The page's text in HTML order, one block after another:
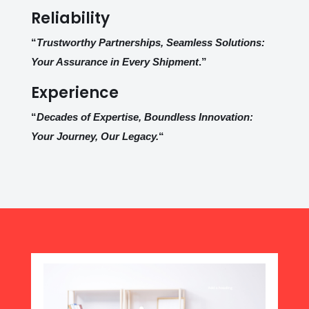
Reliability
“Trustworthy Partnerships, Seamless Solutions:
Your Assurance in Every Shipment.”
Experience
“Decades of Expertise, Boundless Innovation:
Your Journey, Our Legacy.“